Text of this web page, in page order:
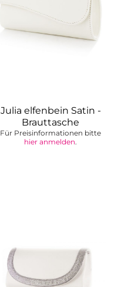
Julia elfenbein Satin -
Brauttasche
Für Preisinformationen bitte
hier anmelden.